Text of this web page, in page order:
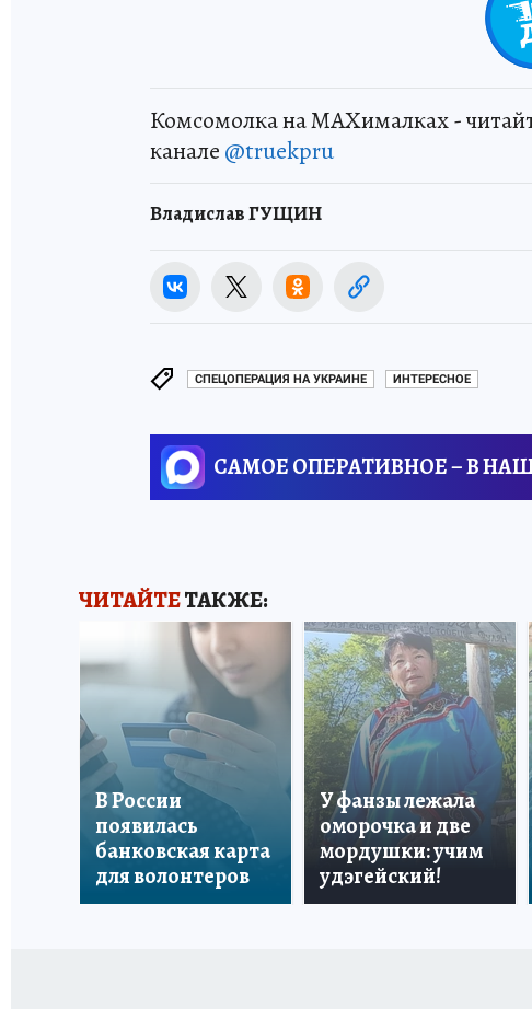
Комсомолка на MAXималках -
канале @truekpru
Владислав ГУЩИН
СПЕЦОПЕРАЦИЯ НА УКРАИНЕ ИНТЕРЕСНОЕ
САМОЕ ОПЕРАТИВНОЕ – В
ЧИТАЙТЕТАКЖЕ:
В России
появилась
банковская карта
для волонтеров
У фанзы лежала
оморочка и две
мордушки: учим
удэгейский!